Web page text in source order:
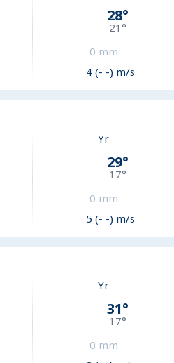
28°
21 °
0 mm
4 (- -) m/s
Yr
29°
17°
0 mm
5 (- -) m/s
Yr
31°
17°
0 mm